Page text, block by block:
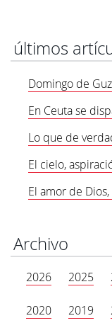
últimos
Domingo de
En Ceuta se
Lo que de
El cielo,
El amor de
Archivo
2026 2025
2020 2019